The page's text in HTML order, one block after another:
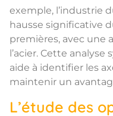
exemple, l’industrie
hausse significative
premières, avec une
l’acier. Cette
aide à identifier les
maintenir un
L’étude des